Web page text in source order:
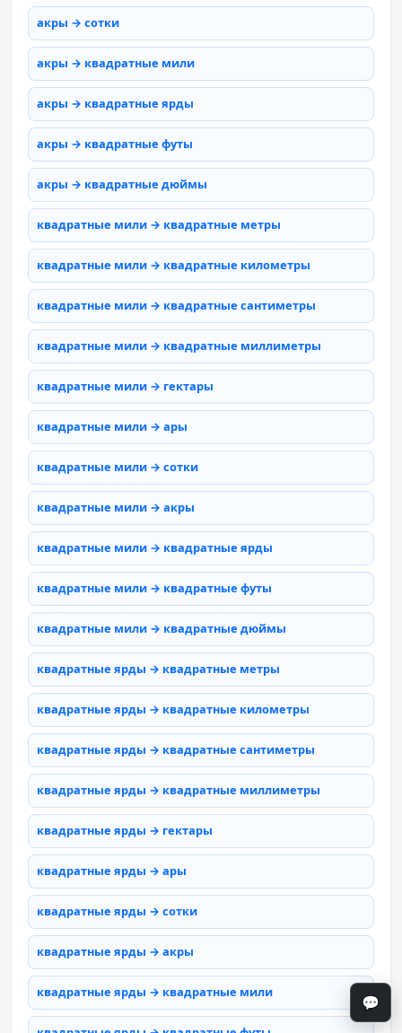
акры → сотки
акры → квадратные мили
акры → квадратные ярды
акры → квадратные футы
акры → квадратные дюймы
квадратные мили → квадратные метры
квадратные мили → квадратные километры
квадратные мили → квадратные сантиметры
квадратные мили → квадратные миллиметры
квадратные мили → гектары
квадратные мили → ары
квадратные мили → сотки
квадратные мили → акры
квадратные мили → квадратные ярды
квадратные мили → квадратные футы
квадратные мили → квадратные дюймы
квадратные ярды → квадратные метры
квадратные ярды → квадратные километры
квадратные ярды → квадратные сантиметры
квадратные ярды → квадратные миллиметры
квадратные ярды → гектары
квадратные ярды → ары
квадратные ярды → сотки
квадратные ярды → акры
квадратные ярды → квадратные мили
💬